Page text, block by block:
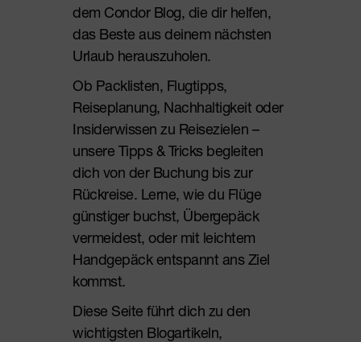
dem Condor Blog, die dir helfen,
das Beste aus deinem nächsten
Urlaub herauszuholen.
Ob Packlisten, Flugtipps,
Reiseplanung, Nachhaltigkeit oder
Insiderwissen zu Reisezielen –
unsere Tipps & Tricks begleiten
dich von der Buchung bis zur
Rückreise. Lerne, wie du Flüge
günstiger buchst, Übergepäck
vermeidest, oder mit leichtem
Handgepäck entspannt ans Ziel
kommst.
Diese Seite führt dich zu den
wichtigsten Blogartikeln,